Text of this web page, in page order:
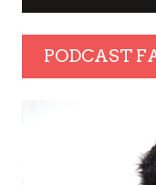
PODCAST